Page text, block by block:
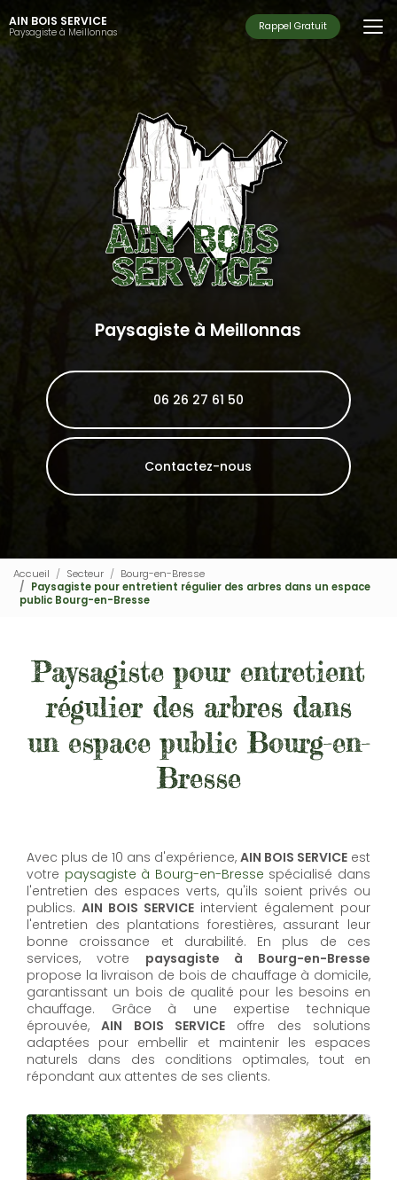
au
contenu
principal
AIN BOIS SERVICE
Paysagiste à Meillonnas Rappel Gratuit
Paysagiste à Meillonnas
06 26 27 61 50
Contactez-nous
Accueil Secteur
Bourg-en-Bresse
Paysagiste pour entretient régulier des arbres dans un espace
public Bourg-en-Bresse
Paysagiste pour entretient
régulier des arbres dans
un espace public Bourg-en-
Bresse
Avec plus de 10 ans d'expérience, AIN BOIS SERVICE est
votre paysagiste à Bourg-en-Bresse spécialisé dans
l'entretien des espaces verts, qu'ils soient privés ou
publics. AIN BOIS SERVICE intervient également pour
l'entretien des plantations forestières, assurant leur
bonne croissance et durabilité. En plus de ces
services, votre paysagiste à Bourg-en-Bresse
propose la livraison de bois de chauffage à domicile,
garantissant un bois de qualité pour les besoins en
chauffage. Grâce à une expertise technique
éprouvée,AIN BOIS SERVICE offre des solutions
adaptées pour embellir et maintenir les espaces
naturels dans des conditions optimales, tout en
répondant aux attentes de ses clients.